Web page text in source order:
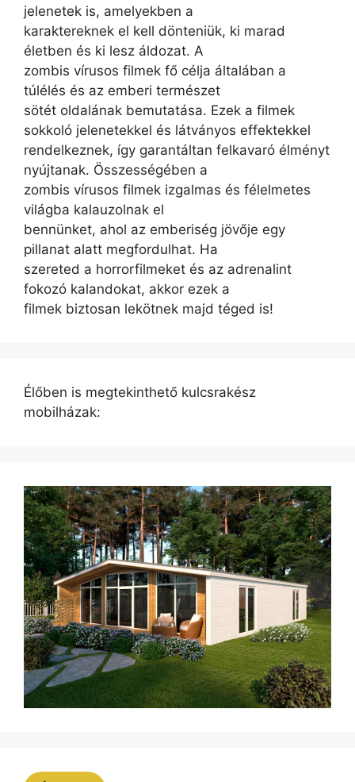
jelenetek is, amelyekben a
karaktereknek el kell dönteniük, ki marad
életben és ki lesz áldozat. A
zombis vírusos filmek fő célja általában a
túlélés és az emberi természet
sötét oldalának bemutatása. Ezek a filmek
sokkoló jelenetekkel és látványos effektekkel
rendelkeznek, így garantáltan felkavaró élményt
nyújtanak. Összességében a
zombis vírusos filmek izgalmas és félelmetes
világba kalauzolnak el
bennünket, ahol az emberiség jövője egy
pillanat alatt megfordulhat. Ha
szereted a horrorfilmeket és az adrenalint
fokozó kalandokat, akkor ezek a
filmek biztosan lekötnek majd téged is!
Élőben is megtekinthető kulcsrakész
mobilházak: